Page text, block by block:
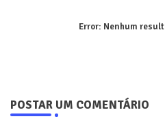
Error: Nenhum
POSTAR UM COMENTÁRIO